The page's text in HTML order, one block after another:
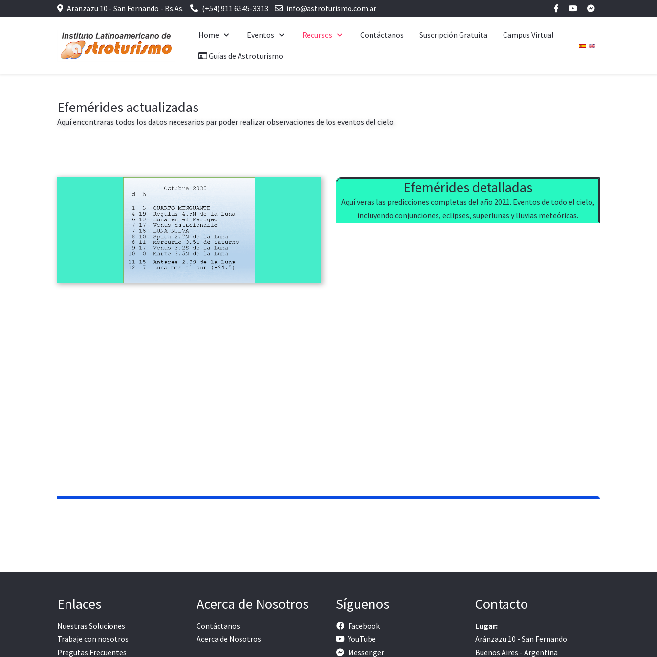
Aranzazu 10 - San Fernando - Bs.As. (+54) 911 6545-3313 info@astroturismo.com.ar
Home Eventos Recursos Contáctanos Suscripción Gratuita Campus Virtual
Guías de Astroturismo
Efemérides actualizadas
Aquí encontraras todos los datos necesarios par poder realizar observaciones de los eventos del cielo.
Efemérides detalladas
Aquí veras las predicciones completas del año 2021. Eventos de todo el cielo,
incluyendo conjunciones, eclipses, superlunas y lluvias meteóricas.
Enlaces
Nuestras Soluciones
Trabaje con nosotros
Pregutas Frecuentes
Acerca de Nosotros
Contáctanos
Acerca de Nosotros
Síguenos
Facebook
YouTube
Messenger
Contacto
Lugar:
Aránzazu 10 - San Fernando
Buenos Aires - Argentina